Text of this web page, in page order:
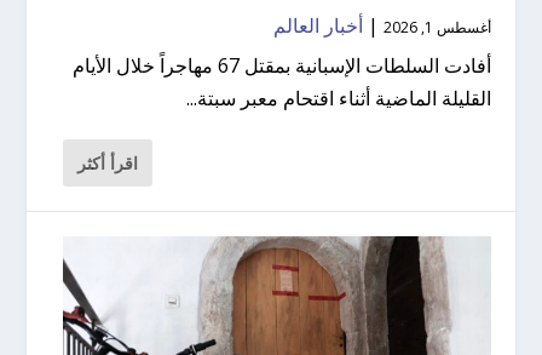
أغسطس 1, 2026 |أخبار العالم
أفادت السلطات الإسبانية بمقتل 67 مهاجراً خلال الأيام
القليلة الماضية أثناء اقتحام معبر سبتة...
اقرأ أكثر